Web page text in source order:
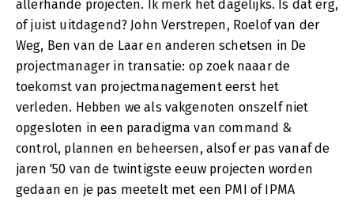
allerhande projecten. Ik merk het dagelijks. Is dat erg,
of juist uitdagend? John Verstrepen, Roelof van der
Weg, Ben van de Laar en anderen schetsen in De
projectmanager in transatie: op zoek naaar de
toekomst van projectmanagement eerst het
verleden. Hebben we als vakgenoten onszelf niet
opgesloten in een paradigma van command &
control, plannen en beheersen, alsof er pas vanaf de
jaren '50 van de twintigste eeuw projecten worden
gedaan en je pas meetelt met een PMI of IPMA